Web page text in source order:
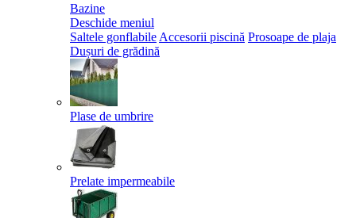
Bazine
Deschide meniul
Saltele gonflabile Accesorii piscină Prosoape de plaja
Dușuri de grădină
Plase de umbrire
Prelate impermeabile